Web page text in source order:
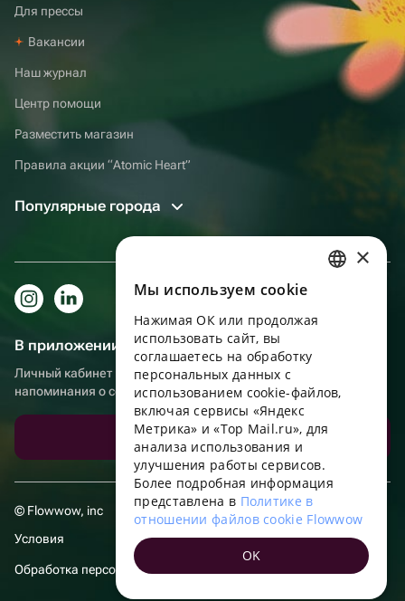
Для прессы
Вакансии
Наш журнал
Центр помощи
Разместить магазин
Правила акции “Atomic Heart”
Популярные города
В приложении еще удобнее!
Личный кабинет получателя, больше бонусов за покупки и
напоминания о событиях
Скачать приложение
© Flowwow, inc
Условия
Обработка персональных данных
ENGLISH
UKRAINIAN
PORTUGUESE
FRENCH
TURKISH
×
Мы используем сookie
Нажимая ОК или продолжая
использовать сайт, вы
соглашаетесь на обработку
персональных данных с
использованием cookie-файлов,
включая сервисы «Яндекс
Метрика» и «Top Mail.ru», для
анализа использования и
улучшения работы сервисов.
Более подробная информация
представлена в Политике в
отношении файлов cookie Flowwow
OK